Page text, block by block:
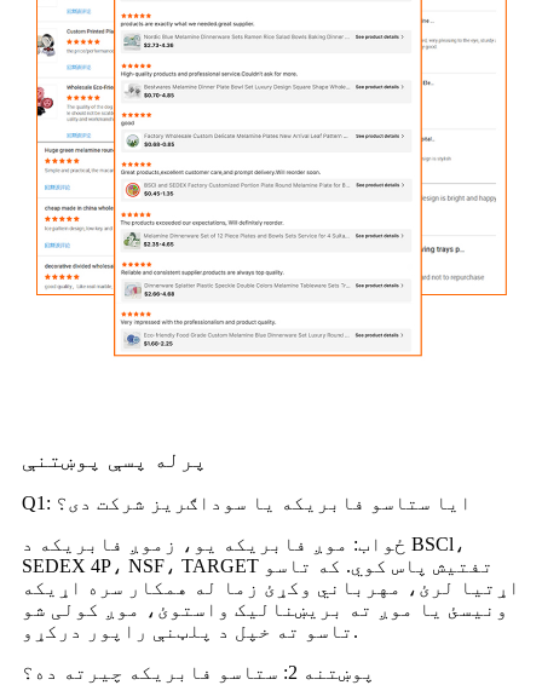
پرله پسې پوښتنې
Q1: ایا ستاسو فابریکه یا سوداګریز شرکت دی؟
ځواب: موږ فابریکه یو، زموږ فابریکه د BSCl،
SEDEX 4P، NSF، TARGET تفتیش پاس کوي. که تاسو
اړتیا لرئ، مهرباني وکړئ زما له همکار سره اړیکه
ونیسئ یا موږ ته بریښنالیک واستوئ، موږ کولی شو
تاسو ته خپل د پلټنې راپور درکړو.
پوښتنه 2: ستاسو فابریکه چیرته ده؟